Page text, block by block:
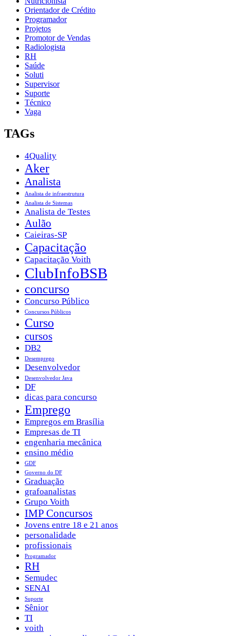
Orientador de Crédito
Programador
Projetos
Promotor de Vendas
Radiologista
RH
Saúde
Soluti
Supervisor
Suporte
Técnico
Vaga
TAGs
4Quality
Aker
Analista
Analista de infraestrutura
Analista de Sistemas
Analista de Testes
Aulão
Caieiras-SP
Capacitação
Capacitação Voith
ClubInfoBSB
concurso
Concurso Público
Concursos Públicos
Curso
cursos
DB2
Desemprego
Desenvolvedor
Desenvolvedor Java
DF
dicas para concurso
Emprego
Empregos em Brasília
Empresas de TI
engenharia mecânica
ensino médio
GDF
Governo do DF
Graduação
grafoanalistas
Grupo Voith
IMP Concursos
Jovens entre 18 e 21 anos
personalidade
profissionais
Programador
RH
Semudec
SENAI
Suporte
Sênior
TI
voith